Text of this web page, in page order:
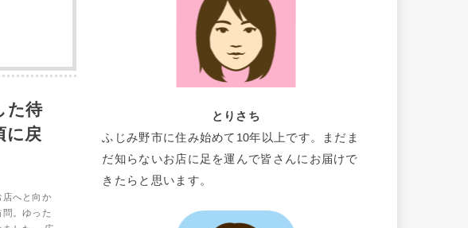
た待
に戻
へと向か
。ゆった
とりさち
ふじみ野市に住み始めて10年以上です。まだま
だ知らないお店に足を運んで皆さんにお届けで
きたらと思います。